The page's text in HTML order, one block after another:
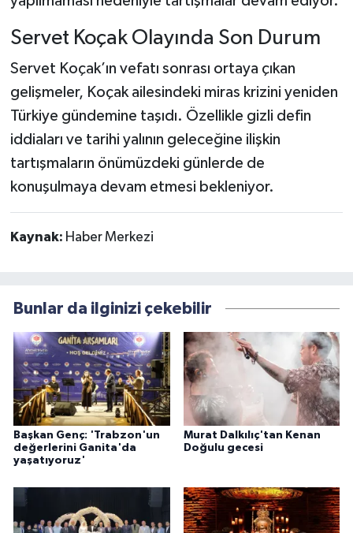
Servet Koçak Olayında Son Durum
Servet Koçak’ın vefatı sonrası ortaya çıkan
gelişmeler, Koçak ailesindeki miras krizini yeniden
Türkiye gündemine taşıdı. Özellikle gizli defin
iddiaları ve tarihi yalının geleceğine ilişkin
tartışmaların önümüzdeki günlerde de
konuşulmaya devam etmesi bekleniyor.
Kaynak: Haber Merkezi
Bunlar da ilginizi çekebilir
Başkan Genç: 'Trabzon'un
değerlerini Ganita'da
yaşatıyoruz'
Murat Dalkılıç'tan Kenan
Doğulu gecesi